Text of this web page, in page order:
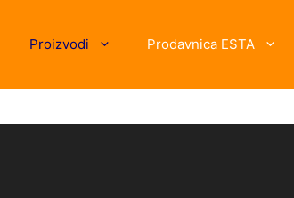
Proizvodi Prodavnica ESTA